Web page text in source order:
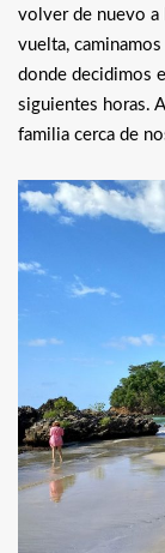
volver de nuevo a
vuelta,
donde decidimos
siguientes horas.
familia cerca de